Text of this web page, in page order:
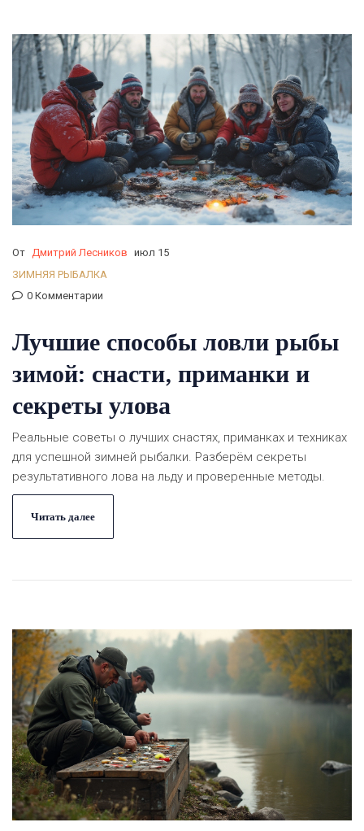
От Дмитрий Лесников июл 15
ЗИМНЯЯ РЫБАЛКА
0 Комментарии
Лучшие способы ловли рыбы
зимой: снасти, приманки и
секреты улова
Реальные советы о лучших снастях, приманках и техниках
для успешной зимней рыбалки. Разберём секреты
результативного лова на льду и проверенные методы.
Читать далее